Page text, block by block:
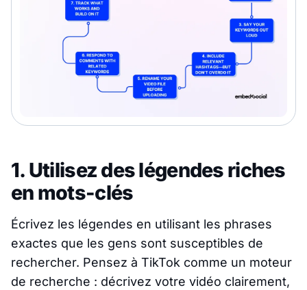
1. Utilisez des légendes riches
en mots-clés
Écrivez les légendes en utilisant les phrases
exactes que les gens sont susceptibles de
rechercher. Pensez à TikTok comme un moteur
de recherche : décrivez votre vidéo clairement,